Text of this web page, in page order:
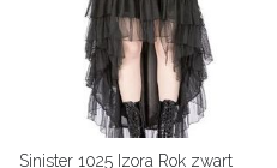
Sinister 1025 Izora Rok zwart